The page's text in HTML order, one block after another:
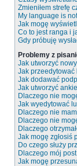
Zmieniłem strefę
My language is
Jak mogę
Co to jest ranga i
Gdy próbuję
Problemy z
Jak utworzyć
Jak
Jak dodawać
Jak utworzyć
Dlaczego nie
Jak wyedytować
Dlaczego nie
Dlaczego nie
Dlaczego
Jak mogę zgłosiś
Do czego służy
Dlaczego mój
Jak mogę